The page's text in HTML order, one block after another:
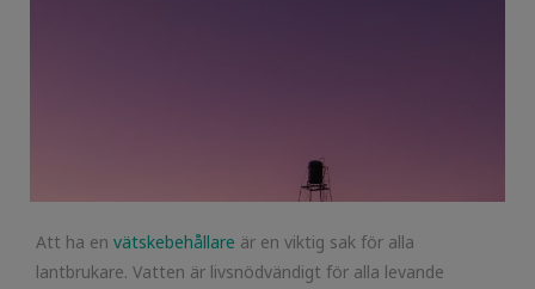
Att ha en vätskebehållare är en viktig sak för alla
lantbrukare. Vatten är livsnödvändigt för alla levande